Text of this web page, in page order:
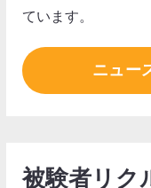
ています。
ニュー
被験者リク